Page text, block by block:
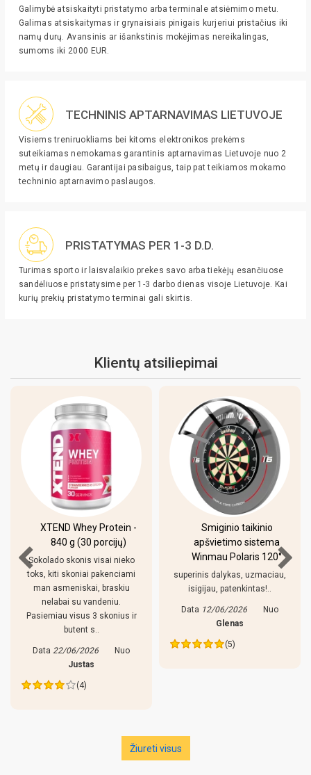
Galimybė atsiskaityti pristatymo arba terminale atsiėmimo metu.
Galimas atsiskaitymas ir grynaisiais pinigais kurjeriui pristačius iki
namų durų. Avansinis ar išankstinis mokėjimas nereikalingas,
sumoms iki 2000 EUR.
TECHNINIS APTARNAVIMAS LIETUVOJE
Visiems treniruokliams bei kitoms elektronikos prekėms
suteikiamas nemokamas garantinis aptarnavimas Lietuvoje nuo 2
metų ir daugiau. Garantijai pasibaigus, taip pat teikiamos mokamo
techninio aptarnavimo paslaugos.
PRISTATYMAS PER 1-3 D.D.
Turimas sporto ir laisvalaikio prekes savo arba tiekėjų esančiuose
sandėliuose pristatysime per 1-3 darbo dienas visoje Lietuvoje. Kai
kurių prekių pristatymo terminai gali skirtis.
Klientų atsiliepimai
XTEND Whey Protein -
840 g (30 porcijų)
Sokolado skonis visai nieko
toks, kiti skoniai pakenciami
man asmeniskai, braskiu
nelabai su vandeniu.
Pasiemiau visus 3 skonius ir
butent s..
Data 22/06/2026
Nuo
Justas
(4)
Smiginio taikinio
apšvietimo sistema
Winmau Polaris 120°
superinis dalykas, uzmaciau,
isigijau, patenkintas!..
Data 12/06/2026
Nuo
Glenas
(5)
Žiureti visus